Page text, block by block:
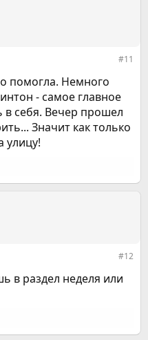
#11
помогла. Немного
- самое главное
в себя. Вечер прошел
Значит как только
улицу!
#12
в раздел неделя или